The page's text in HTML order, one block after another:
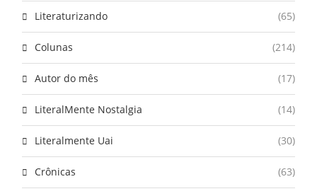
Literaturizando (65)
Colunas (214)
Autor do mês (17)
LiteralMente Nostalgia (14)
Literalmente Uai (30)
Crônicas (63)